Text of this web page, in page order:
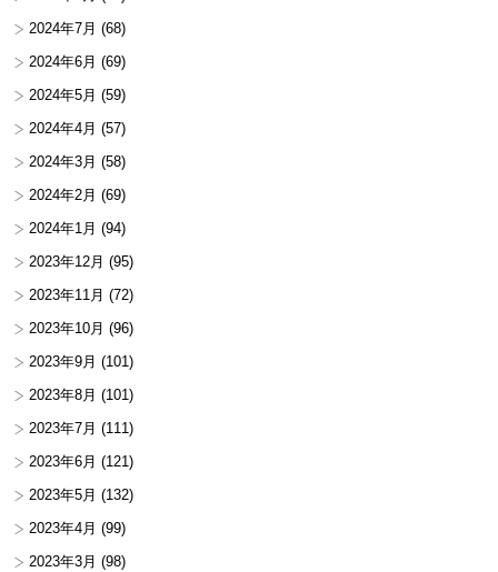
2024年7月 (68)
2024年6月 (69)
2024年5月 (59)
2024年4月 (57)
2024年3月 (58)
2024年2月 (69)
2024年1月 (94)
2023年12月 (95)
2023年11月 (72)
2023年10月 (96)
2023年9月 (101)
2023年8月 (101)
2023年7月 (111)
2023年6月 (121)
2023年5月 (132)
2023年4月 (99)
2023年3月 (98)